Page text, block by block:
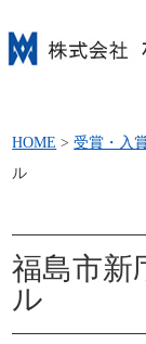
HOME >受賞・入
ル
福島市新
ル